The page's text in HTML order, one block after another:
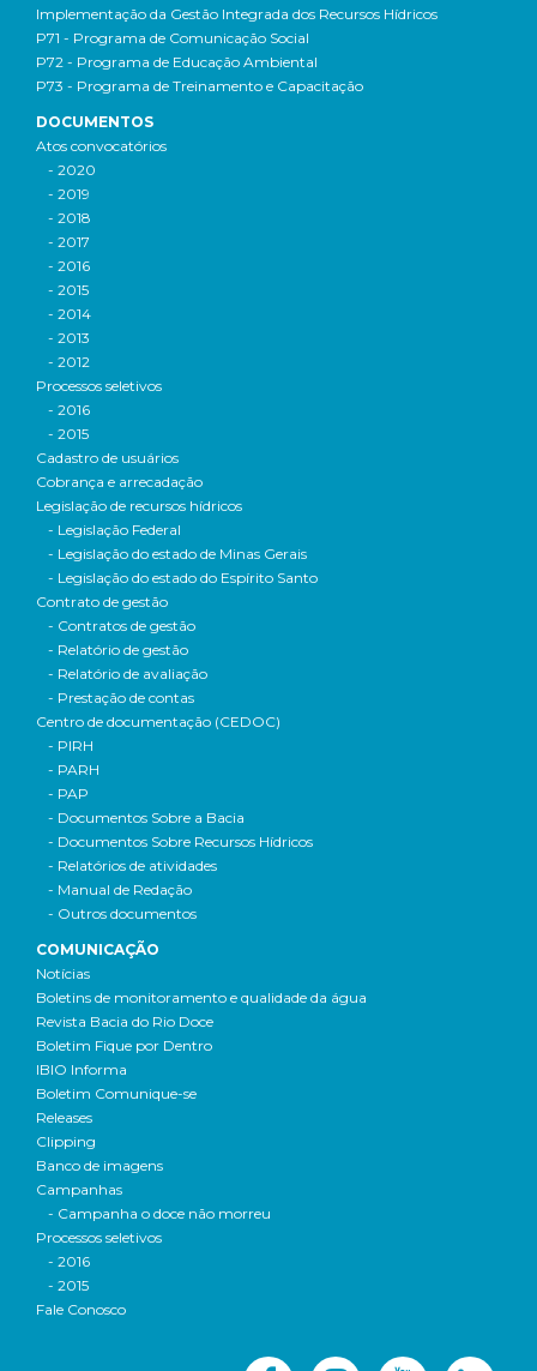
Implementação da Gestão Integrada dos Recursos Hídricos
P71 - Programa de Comunicação Social
P72 - Programa de Educação Ambiental
P73 - Programa de Treinamento e Capacitação
DOCUMENTOS
Atos convocatórios
- 2020
- 2019
- 2018
- 2017
- 2016
- 2015
- 2014
- 2013
- 2012
Processos seletivos
- 2016
- 2015
Cadastro de usuários
Cobrança e arrecadação
Legislação de recursos hídricos
- Legislação Federal
- Legislação do estado de Minas Gerais
- Legislação do estado do Espírito Santo
Contrato de gestão
- Contratos de gestão
- Relatório de gestão
- Relatório de avaliação
- Prestação de contas
Centro de documentação (CEDOC)
- PIRH
- PARH
- PAP
- Documentos Sobre a Bacia
- Documentos Sobre Recursos Hídricos
- Relatórios de atividades
- Manual de Redação
- Outros documentos
COMUNICAÇÃO
Notícias
Boletins de monitoramento e qualidade da água
Revista Bacia do Rio Doce
Boletim Fique por Dentro
IBIO Informa
Boletim Comunique-se
Releases
Clipping
Banco de imagens
Campanhas
- Campanha o doce não morreu
Processos seletivos
- 2016
- 2015
Fale Conosco